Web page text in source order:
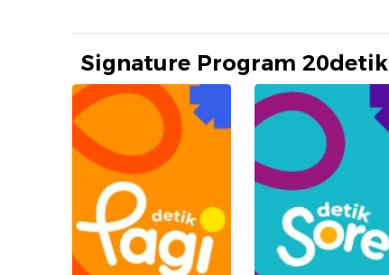
Signature Program 20detik